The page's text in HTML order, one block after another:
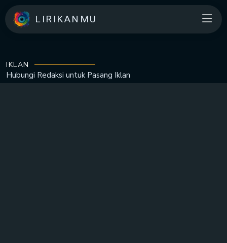
LIRIKANMU
IKLAN
Hubungi Redaksi untuk Pasang Iklan